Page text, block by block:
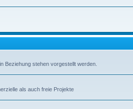
Beziehung stehen vorgestellt werden.
als auch freie Projekte